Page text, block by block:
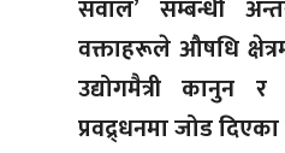
सवाल’ सम्बन्धी
वक्ताहरूले औषधि
उद्योगमैत्री कानुन
प्रवद्र्धनमा जोड